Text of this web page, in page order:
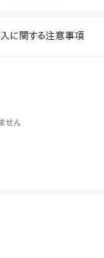
に関する注意事項
せん